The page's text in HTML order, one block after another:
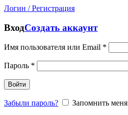
Логин / Регистрация
ВходСоздать аккаунт
Имя пользователя или Email *
Пароль *
Войти
Забыли пароль?
Запомнить меня